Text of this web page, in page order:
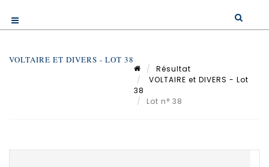
VOLTAIRE ET DIVERS - LOT 38
Résultat
VOLTAIRE et DIVERS - Lot
38
Lot n° 38